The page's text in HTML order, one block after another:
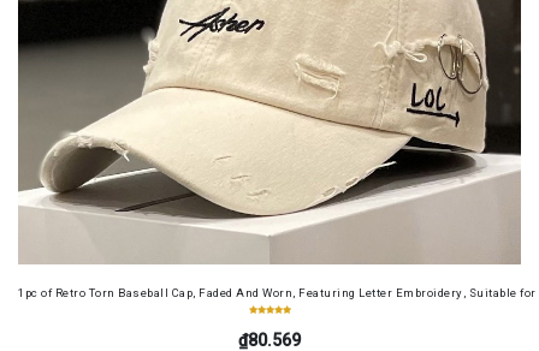
1pc of Retro Torn Baseball Cap, Faded And Worn, Featuring Letter Embroidery, Suitable
₫80.569